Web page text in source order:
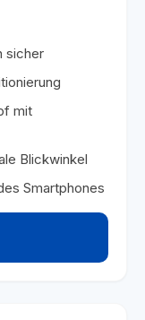
sicher
mit
Blickwinkel
Smartphones